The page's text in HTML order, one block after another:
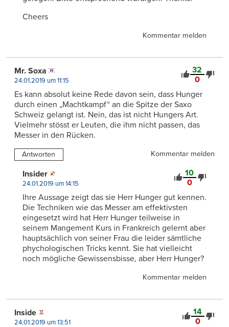
Cheers
Kommentar melden
32
0
Mr. Soxa
24.01.2019 um 11:15
Es kann absolut keine Rede davon sein, dass Hunger
durch einen „Machtkampf“ an die Spitze der Saxo
Schweiz gelangt ist. Nein, das ist nicht Hungers Art.
Vielmehr stösst er Leuten, die ihm nicht passen, das
Messer in den Rücken.
Antworten Kommentar melden
10
0
Insider
24.01.2019 um 14:15
Ihre Aussage zeigt das sie Herr Hunger gut kennen.
Die Techniken wie das Messer am effektivsten
eingesetzt wird hat Herr Hunger teilweise in
seinem Mangement Kurs in Frankreich gelernt aber
hauptsächlich von seiner Frau die leider sämtliche
phychologischen Tricks kennt. Sie hat vielleicht
noch mögliche Gewissensbisse, aber Herr Hunger?
Kommentar melden
14
0
Inside
24.01.2019 um 13:51